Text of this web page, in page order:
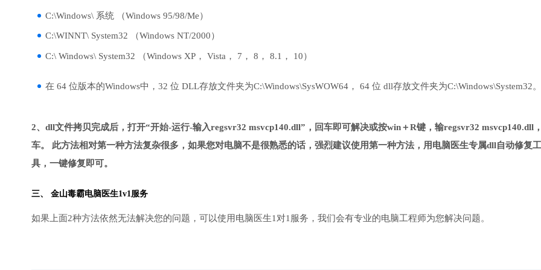
C:\Windows\ 系统 （Windows 95/98/Me）
C:\WINNT\ System32 （Windows NT/2000）
C:\ Windows\ System32 （Windows XP， Vista， 7， 8， 8.1， 10）
在 64 位版本的Windows中，32 位 DLL存放文件夹为C:\Windows\SysWOW64， 64 位 dll存放文件夹为C:\Windows\System32。
2、dll文件拷贝完成后，打开“开始-运行-输入regsvr32 msvcp140.dll”，回车即可解决或按win＋R键，输regsvr32 msvcp140.dll
车。 此方法相对第一种方法复杂很多，如果您对电脑不是很熟悉的话，强烈建议使用第一种方法，用电脑医生专属dll自动修复工
具，一键修复即可。
三、 金山毒霸电脑医生1v1服务
如果上面2种方法依然无法解决您的问题，可以使用电脑医生1对1服务，我们会有专业的电脑工程师为您解决问题。